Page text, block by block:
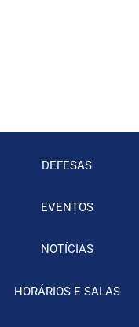
DEFESAS
EVENTOS
NOTÍCIAS
HORÁRIOS E SALAS